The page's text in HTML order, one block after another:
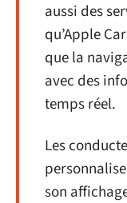
aussi des
qu’Apple
que la
avec des
temps réel.
Les
son